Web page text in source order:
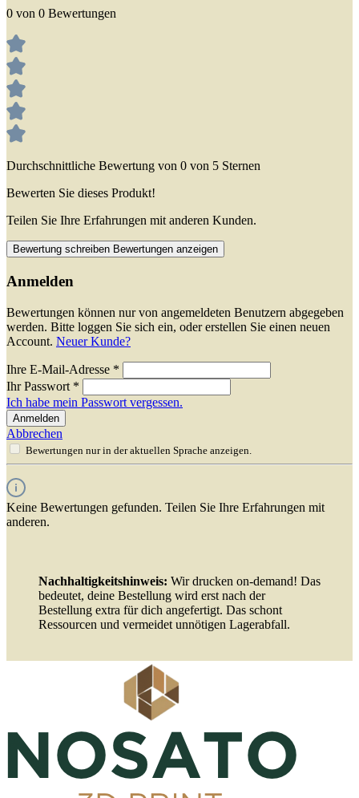
0 von 0 Bewertungen
Durchschnittliche Bewertung von 0 von 5 Sternen
Bewerten Sie dieses Produkt!
Teilen Sie Ihre Erfahrungen mit anderen Kunden.
Bewertung schreiben Bewertungen anzeigen
Anmelden
Bewertungen können nur von angemeldeten Benutzern abgegeben
werden. Bitte loggen Sie sich ein, oder erstellen Sie einen neuen
Account. Neuer Kunde?
Ihre E-Mail-Adresse *
Ihr Passwort *
Ich habe mein Passwort vergessen.
Anmelden
Abbrechen
Bewertungen nur in der aktuellen Sprache anzeigen.
Keine Bewertungen gefunden. Teilen Sie Ihre Erfahrungen mit
anderen.
Nachhaltigkeitshinweis: Wir drucken on-demand! Das
bedeutet, deine Bestellung wird erst nach der
Bestellung extra für dich angefertigt. Das schont
Ressourcen und vermeidet unnötigen Lagerabfall.